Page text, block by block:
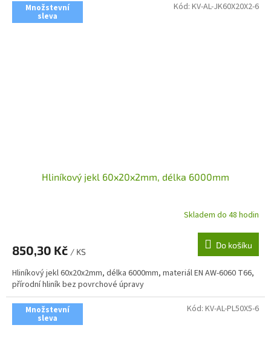
Množstevní
sleva
Hliníkový jekl 60x20x2mm, délka 6000mm
Skladem do 48 hodin
850,30 Kč / KS
Do košíku
Hliníkový jekl 60x20x2mm, délka 6000mm, materiál EN AW-6060 T66,
přírodní hliník bez povrchové úpravy
Kód: KV-AL-JK60X20X2-6
Množstevní
sleva
Kód: KV-AL-PL50X5-6